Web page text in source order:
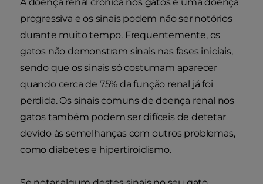
progressiva e os sinais podem não ser notórios
durante muito tempo. Frequentemente, os
gatos não demonstram sinais nas fases iniciais,
sendo que os sinais só costumam aparecer
quando cerca de 75% da função renal já foi
perdida. Os sinais comuns de doença renal nos
gatos também podem ser difíceis de detetar
devido às semelhanças com outros problemas,
como diabetes e hipertiroidismo.